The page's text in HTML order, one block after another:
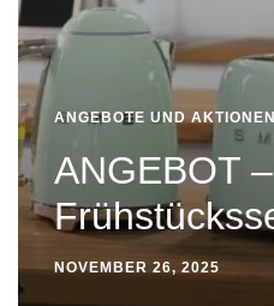
ANGEBOTE UND AKTIONEN
ANGEBOT
NOVEMBER 26, 2025